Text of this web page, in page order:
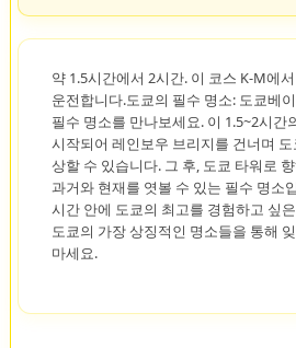
약 1.5시간에서 2시간. 이 코스 K-M에
운전합니다.도쿄의 필수 명소: 도쿄베
필수 명소를 만나보세요. 이 1.5~2시간
시작되어 레인보우 브리지를 건너며
상할 수 있습니다. 그 후, 도쿄 타워로
과거와 현재를 엿볼 수 있는 필수 명소
시간 안에 도쿄의 최고를 경험하고 싶
도쿄의 가장 상징적인 명소들을 통해
마세요.